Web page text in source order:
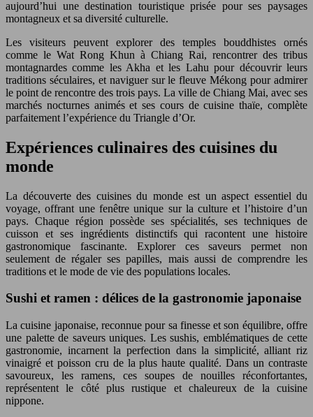
aujourd’hui une destination touristique prisée pour ses paysages
montagneux et sa diversité culturelle.
Les visiteurs peuvent explorer des temples bouddhistes ornés
comme le Wat Rong Khun à Chiang Rai, rencontrer des tribus
montagnardes comme les Akha et les Lahu pour découvrir leurs
traditions séculaires, et naviguer sur le fleuve Mékong pour admirer
le point de rencontre des trois pays. La ville de Chiang Mai, avec ses
marchés nocturnes animés et ses cours de cuisine thaïe, complète
parfaitement l’expérience du Triangle d’Or.
Expériences culinaires des cuisines du
monde
La découverte des cuisines du monde est un aspect essentiel du
voyage, offrant une fenêtre unique sur la culture et l’histoire d’un
pays. Chaque région possède ses spécialités, ses techniques de
cuisson et ses ingrédients distinctifs qui racontent une histoire
gastronomique fascinante. Explorer ces saveurs permet non
seulement de régaler ses papilles, mais aussi de comprendre les
traditions et le mode de vie des populations locales.
Sushi et ramen : délices de la gastronomie japonaise
La cuisine japonaise, reconnue pour sa finesse et son équilibre, offre
une palette de saveurs uniques. Les sushis, emblématiques de cette
gastronomie, incarnent la perfection dans la simplicité, alliant riz
vinaigré et poisson cru de la plus haute qualité. Dans un contraste
savoureux, les ramens, ces soupes de nouilles réconfortantes,
représentent le côté plus rustique et chaleureux de la cuisine
nippone.